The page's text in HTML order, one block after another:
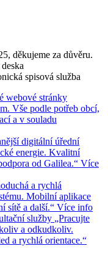
děkujeme za důvěru.
webové stránky
Vše podle potřeb obcí,
a v souladu
digitální úřední
energie. Kvalitní
od Galilea.“ Více
a rychlá
Mobilní aplikace
sítě a další.“ Více info
služby „Pracujte
a odkudkoliv.
a rychlá orientace.“